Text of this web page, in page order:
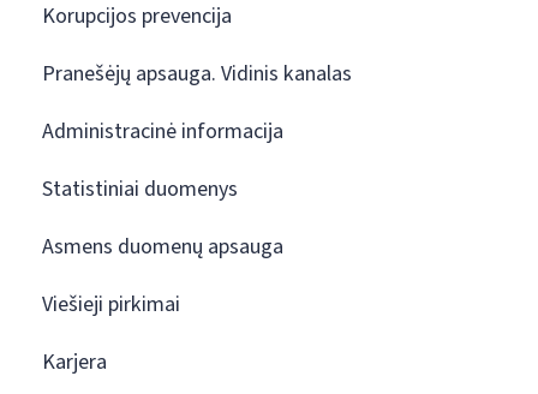
Korupcijos prevencija
Pranešėjų apsauga. Vidinis kanalas
Administracinė informacija
Statistiniai duomenys
Asmens duomenų apsauga
Viešieji pirkimai
Karjera